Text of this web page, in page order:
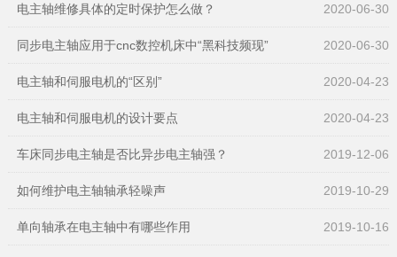
2020-06-30
电主轴维修具体的定时保护怎么做？
2020-06-30
同步电主轴应用于cnc数控机床中“黑科技频现”
2020-04-23
电主轴和伺服电机的“区别”
2020-04-23
电主轴和伺服电机的设计要点
2019-12-06
车床同步电主轴是否比异步电主轴强？
2019-10-29
如何维护电主轴轴承轻噪声
2019-10-16
单向轴承在电主轴中有哪些作用